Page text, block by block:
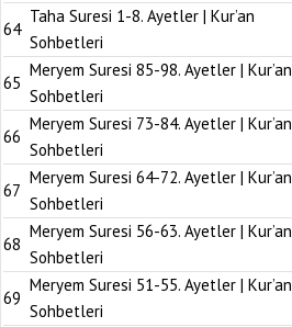
64
Taha Suresi 1-8. Ayetler | Kur’an
Sohbetleri
65
Meryem Suresi 85-98. Ayetler | Kur’an
Sohbetleri
66
Meryem Suresi 73-84. Ayetler | Kur’an
Sohbetleri
67
Meryem Suresi 64-72. Ayetler | Kur’an
Sohbetleri
68
Meryem Suresi 56-63. Ayetler | Kur’an
Sohbetleri
69
Meryem Suresi 51-55. Ayetler | Kur’an
Sohbetleri